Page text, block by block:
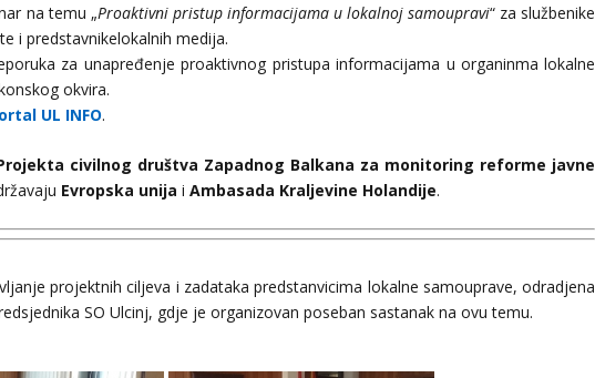
na temu „Proaktivni pristup informacijama u lokalnoj samoupravi“ za službenike
i predstavnikelokalnih medija.
za unapređenje proaktivnog pristupa informacijama u organinma lokalne
okvira.
UL INFO.
civilnog društva Zapadnog Balkana za monitoring reforme javne
Evropska unija iAmbasada Kraljevine Holandije.
projektnih ciljeva i zadataka predstanvicima lokalne samouprave, odradjena
SO Ulcinj, gdje je organizovan poseban sastanak na ovu temu.